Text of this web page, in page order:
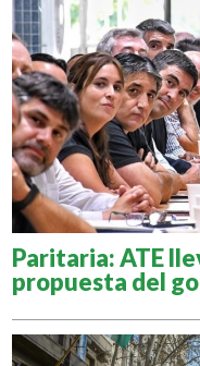
Paritaria: ATE
propuesta del